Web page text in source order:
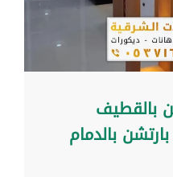
بالقطيف
معلم بارتشن بالدمام